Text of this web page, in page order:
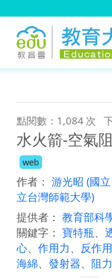
點閱數：1,084 次
水火箭-空氣
web
作者： 游光昭 (國
立台灣師範大學)
提供者： 教育部科
關鍵字： 寶特瓶、
心、 作用力、 反作
海綿、 發射器、 阻力